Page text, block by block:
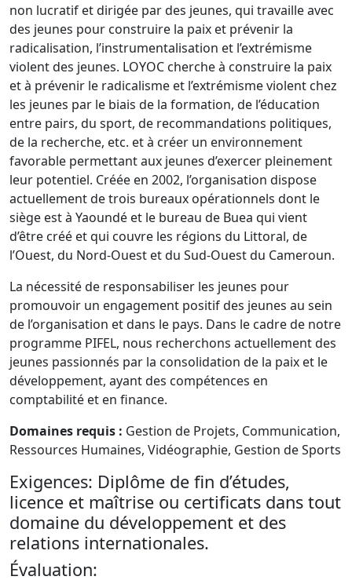
non lucratif et dirigée par des jeunes, qui travaille avec
des jeunes pour construire la paix et prévenir la
radicalisation, l’instrumentalisation et l’extrémisme
violent des jeunes. LOYOC cherche à construire la paix
et à prévenir le radicalisme et l’extrémisme violent chez
les jeunes par le biais de la formation, de l’éducation
entre pairs, du sport, de recommandations politiques,
de la recherche, etc. et à créer un environnement
favorable permettant aux jeunes d’exercer pleinement
leur potentiel. Créée en 2002, l’organisation dispose
actuellement de trois bureaux opérationnels dont le
siège est à Yaoundé et le bureau de Buea qui vient
d’être créé et qui couvre les régions du Littoral, de
l’Ouest, du Nord-Ouest et du Sud-Ouest du Cameroun.
La nécessité de responsabiliser les jeunes pour
promouvoir un engagement positif des jeunes au sein
de l’organisation et dans le pays. Dans le cadre de notre
programme PIFEL, nous recherchons actuellement des
jeunes passionnés par la consolidation de la paix et le
développement, ayant des compétences en
comptabilité et en finance.
Domaines requis : Gestion de Projets, Communication,
Ressources Humaines, Vidéographie, Gestion de Sports
Exigences: Diplôme de fin d’études,
licence et maîtrise ou certificats dans tout
domaine du développement et des
relations internationales.
Évaluation: